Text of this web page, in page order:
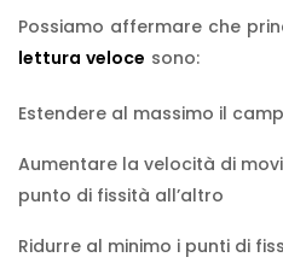
Possiamo affermare che
lettura veloce sono:
Estendere al massimo il
Aumentare la velocità di
punto di fissità all’altro
Ridurre al minimo i punti di